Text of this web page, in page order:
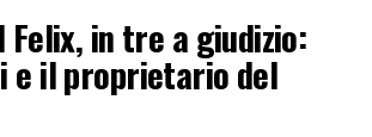
Felix, in tre a giudizio:
e il proprietario del